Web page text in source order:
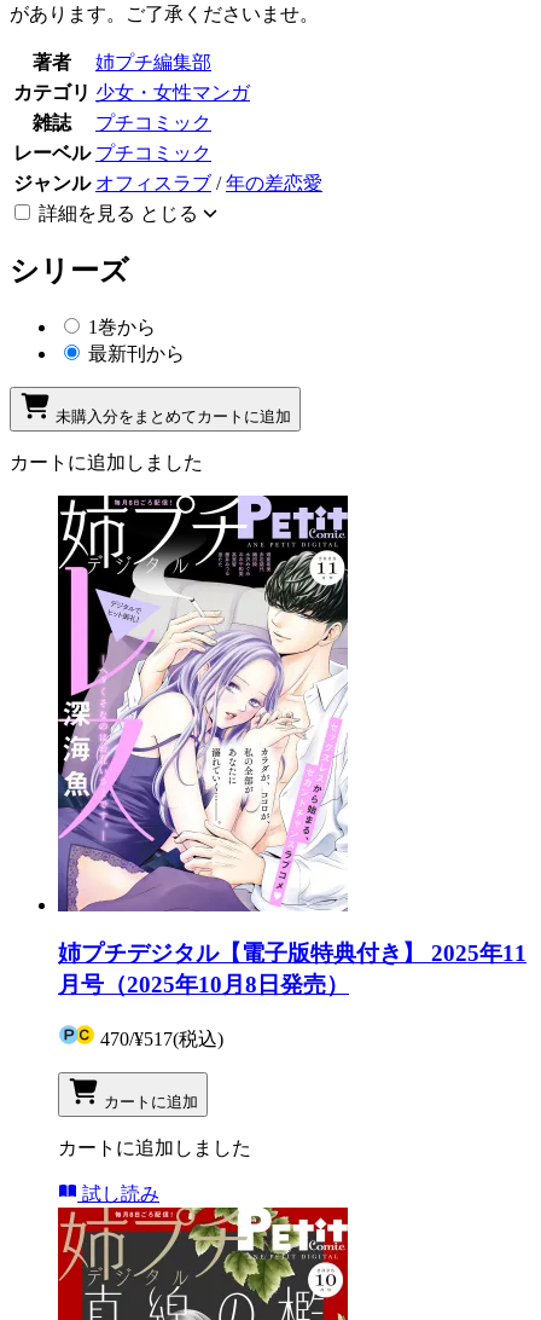
があります。ご了承くださいませ。
著者
姉プチ編集部
カテゴリ 少女・女性マンガ
雑誌
プチコミック
レーベル プチコミック
ジャンル オフィスラブ /年の差恋愛
詳細を見る とじる
シリーズ
1巻から
最新刊から
未購入分をまとめてカートに追加
カートに追加しました
姉プチデジタル【電子版特典付き】 2025年11
月号（2025年10月8日発売）
470/¥517(税込)
カートに追加
カートに追加しました
試し読み